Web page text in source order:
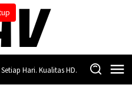
Hari. Kualitas HD.